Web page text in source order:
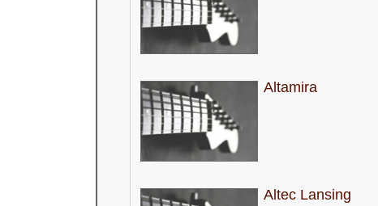
Altamira
Altec Lansing